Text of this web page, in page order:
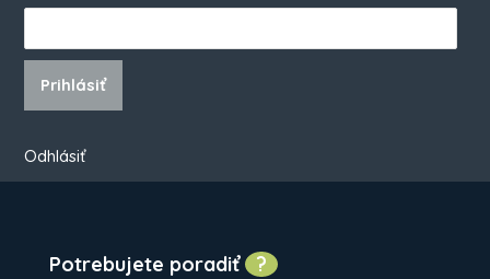
Prihlásiť
Odhlásiť
Potrebujete poradiť?